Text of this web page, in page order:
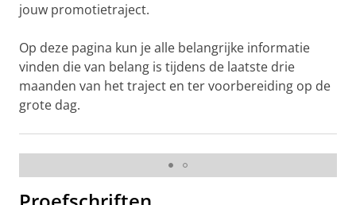
jouw promotietraject.
Op deze pagina kun je alle belangrijke informatie
vinden die van belang is tijdens de laatste drie
maanden van het traject en ter voorbereiding op de
grote dag.
Video voor promovendus: Om te beginnen kun je
bovenstaande video kijken. Deze geeft een goed